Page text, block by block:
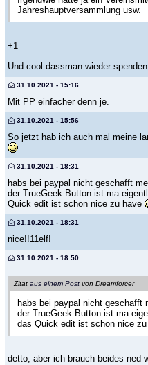
Jahreshauptversammlung usw.
+1
Und cool dassman wieder
31.10.2021 - 15:16
Mit PP einfacher denn je.
31.10.2021 - 15:56
So jetzt hab ich auch mal meine
31.10.2021 - 18:31
habs bei paypal nicht geschafft
der TrueGeek Button ist ma
Quick edit ist schon nice zu have
31.10.2021 - 18:31
nice!!11elf!
31.10.2021 - 18:50
Zitat aus einem Post von Dreamforcer
habs bei paypal nicht geschafft
der TrueGeek Button ist ma
das Quick edit ist schon nice
detto, aber ich brauch beides ned